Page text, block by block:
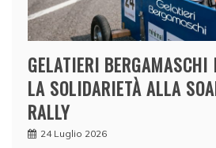
GELATIERI
LA SOLIDARIETÀ ALLA
RALLY
24 Luglio 2026